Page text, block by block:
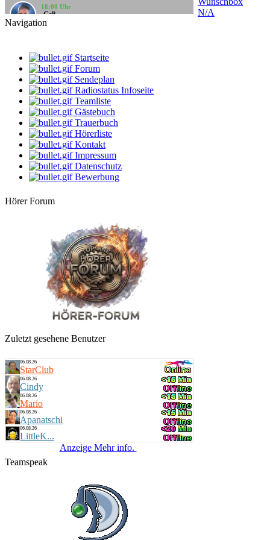
18:00 Uhr
-Geli-
Musik - Mix
08:00 Uhr
klaus
Gute Laune Musik
10:00 Uhr
Mario
2. Frühstück
12:00 Uhr
StarClub
Der bunte Notensalat
dersachse
16:00 Uhr
Apanatschi
Kaffeezeit
18:00 Uhr
-Geli-
Dieses und Jenes - Zeit - Time
20:00 Uhr LIVE
Bine
Navigation
Startseite
Forum
Sendeplan
Radiostatus Infoseite
Teamliste
Gästebuch
Trauerbuch
Hörerliste
Kontakt
Impressum
Datenschutz
Bewerbung
Hörer Forum
Zuletzt gesehene Benutzer
06.08.26
StarClub
06.08.26
Cindy
06.08.26
Mario
06.08.26
Apanatschi
06.08.26
LittleK...
Anzeige Mehr info.
Teamspeak
N/A